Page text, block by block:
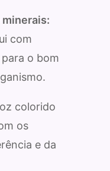
minerais:
com
o bom
colorido
os
e da